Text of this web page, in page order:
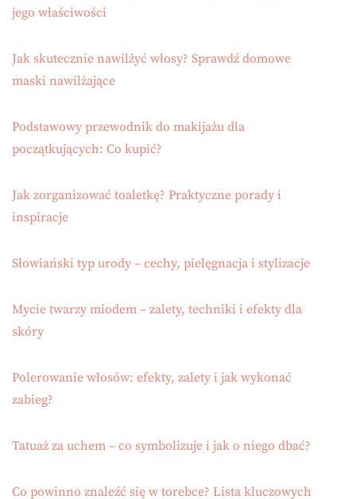
jego właściwości
Jak skutecznie nawilżyć włosy? Sprawdź domowe
maski nawilżające
Podstawowy przewodnik do makijażu dla
początkujących: Co kupić?
Jak zorganizować toaletkę? Praktyczne porady i
inspiracje
Słowiański typ urody – cechy, pielęgnacja i stylizacje
Mycie twarzy miodem – zalety, techniki i efekty dla
skóry
Polerowanie włosów: efekty, zalety i jak wykonać
zabieg?
Tatuaż za uchem – co symbolizuje i jak o niego dbać?
Co powinno znaleźć się w torebce? Lista kluczowych